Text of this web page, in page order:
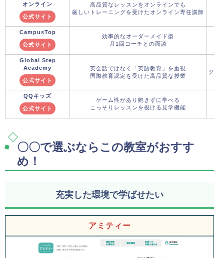
オンライン
公式サイト
高品質なレッスンをオンラインでも
厳しいトレーニングを受けたオンライン専任講師
CampusTop
公式サイト
効率的なオーダーメイド型
月1回コーチとの面談
Global Step
Academy
公式サイト
英会話ではなく「英語教育」を重視
国際教育認定を受けた高品質な授業
クー
QQキッズ
公式サイト
ゲーム性があり飽きずに学べる
こっそりレッスンを覗ける見学機能
〇〇で選ぶならこの教室がおすす
め！
充実した環境で学ばせたい
アミティー